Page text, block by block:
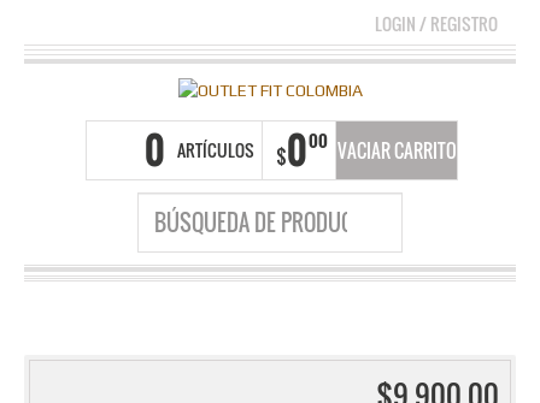
LOGIN/REGISTRO
0 ARTÍCULOS $000 VACIAR CARRITO
$9,900.00